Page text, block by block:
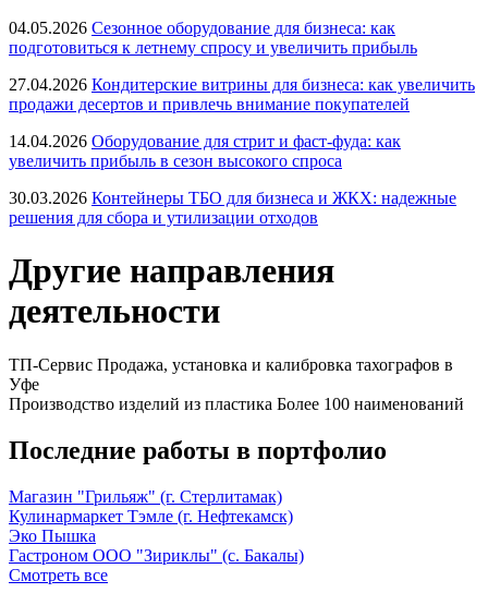
04.05.2026 Сезонное оборудование для бизнеса: как
подготовиться к летнему спросу и увеличить прибыль
27.04.2026 Кондитерские витрины для бизнеса: как увеличить
продажи десертов и привлечь внимание покупателей
14.04.2026 Оборудование для стрит и фаст-фуда: как
увеличить прибыль в сезон высокого спроса
30.03.2026 Контейнеры ТБО для бизнеса и ЖКХ: надежные
решения для сбора и утилизации отходов
Другие направления
деятельности
ТП-Сервис Продажа, установка и калибровка тахографов в
Уфе
Производство изделий из пластика Более 100 наименований
Последние работы в портфолио
Магазин "Грильяж" (г. Стерлитамак)
Кулинармаркет Тэмле (г. Нефтекамск)
Эко Пышка
Гастроном ООО "Зириклы" (с. Бакалы)
Смотреть все